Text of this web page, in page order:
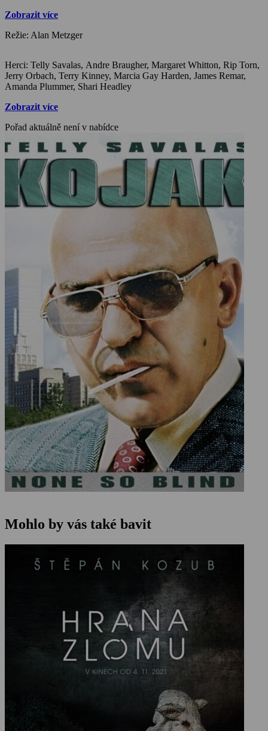
všechno komplikují zákulisní machinace uvnitř bohaté korporace,
Zobrazit více
Režie: Alan Metzger
Herci: Telly Savalas, Andre Braugher, Margaret Whitton, Rip Torn,
Jerry Orbach, Terry Kinney, Marcia Gay Harden, James Remar,
Amanda Plummer, Shari Headley
Zobrazit více
Pořad aktuálně není v nabídce
Mohlo by vás také bavit